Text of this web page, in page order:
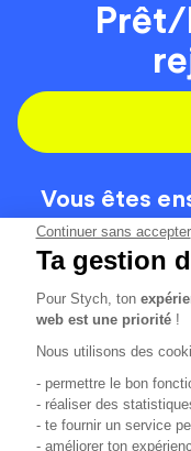
Continuer sans accepter
Ta gestion
Pour Stych, ton
web est une priorité !
Nous utilisons des
- permettre le bon
- réaliser des
- te fournir un service
- améliorer ton
Prêt/
Vous êtes
Code de la route
Localisation